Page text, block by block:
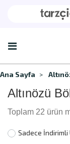
Ana Sayfa
Altınözü
Toplam 22 ürün
Sadece İndirimli